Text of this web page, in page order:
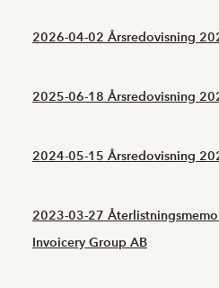
2026-04-02 Årsredovisning
2025-06-18 Årsredovisning
2024-05-15 Årsredovisning
2023-03-27
Invoicery Group AB